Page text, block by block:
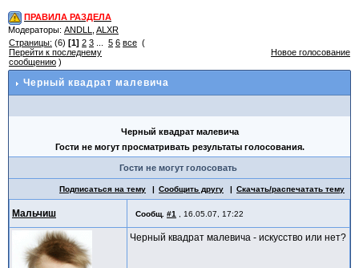
ПРАВИЛА РАЗДЕЛА
Модераторы: ANDLL
ALXR
Страницы: (6) [1] 2 3 5 6 все (
Перейти к последнему
сообщению )
Новое голосование
Черный квадрат малевича
Черный квадрат малевича
Гости не могут просматривать результаты голосования.
Гости не могут голосовать
Подписаться на тему Сообщить другу Скачать/распечатать тему
Мальчиш Сообщ. #1 16.05.07, 17:22
Черный квадрат малевича - искусство или нет?